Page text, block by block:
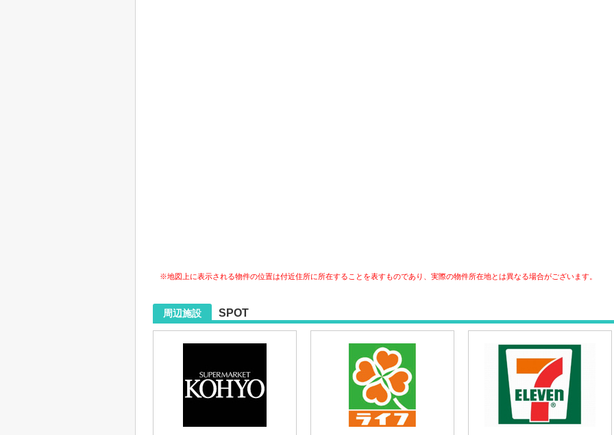
※地図上に表示される物件の位置は付近住所に所在することを表すものであり、実際の物件所在地とは異なる場合がございます。
周辺施設 SPOT